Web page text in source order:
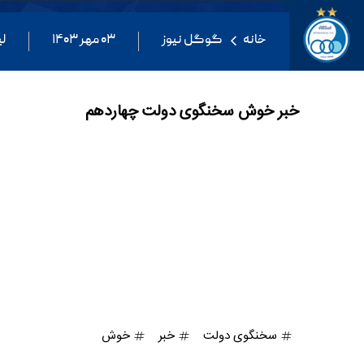
خانه گوگل نیوز ۰۳ مهر ۱۴۰۳
خبر خوش سخنگوی دولت چهاردهم
سخنگوی دولت خبر خوش